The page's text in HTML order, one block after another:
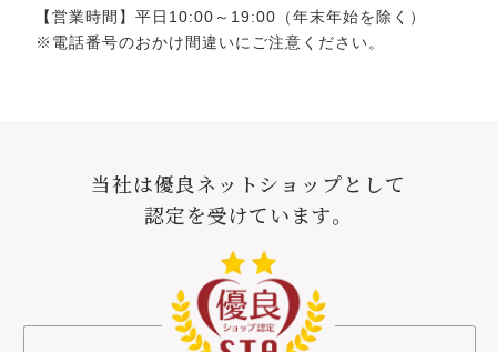
果のあるマウスウォッシュのおすすめ人気ランキング
【2025年11月】」 にて1位に選ばれました。
ブレスマイルクリアが雑誌クロワッサンで「信頼コスメ
スペシャリティ部門」に選ばれました。
メディア掲載 mybest
【営業時間】平日10:00～19:00（年末年始を除く）
※電話番号のおかけ間違いにご注意ください。
当社は優良ネットショップとして
認定を受けています。